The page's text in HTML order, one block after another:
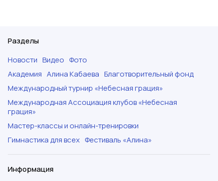
Разделы
Новости Видео Фото
Академия Алина Кабаева Благотворительный фонд
Международный турнир «Небесная грация»
Международная Ассоциация клубов «Небесная
грация»
Мастер-классы и онлайн-тренировки
Гимнастика для всех Фестиваль «Алина»
Информация